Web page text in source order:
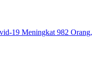
19 Meningkat 982 Orang,